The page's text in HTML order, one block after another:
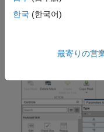
スク ダイアログ ボッ
ール] セクションか
ションを使用して、
한국 (한국어)
最寄りの営